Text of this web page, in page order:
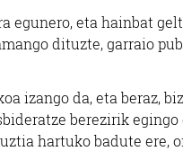
eta hainbat
dituzte, garraio
izango da, eta beraz,
berezirik egingo
hartuko badute ere,